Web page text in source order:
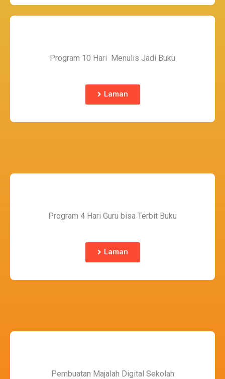
Program 10 Hari Menulis Jadi Buku
Laman
Program 4 Hari Guru bisa Terbit Buku
Laman
Pembuatan Majalah Digital Sekolah